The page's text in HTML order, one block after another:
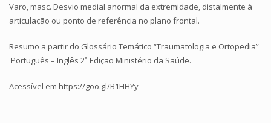
Varo, masc. Desvio medial anormal da extremidade, distalmente à
articulação ou ponto de referência no plano frontal.
Resumo a partir do Glossário Temático “Traumatologia e Ortopedia”
Português – Inglês 2ª Edição Ministério da Saúde.
Acessível em https://goo.gl/B1HHYy